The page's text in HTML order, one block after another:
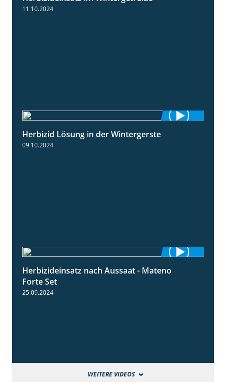
11.10.2024
Herbizid Lösung in der Wintergerste
09.10.2024
Herbizideinsatz nach Aussaat - Mateno
Forte Set
25.09.2024
WEITERE VIDEOS